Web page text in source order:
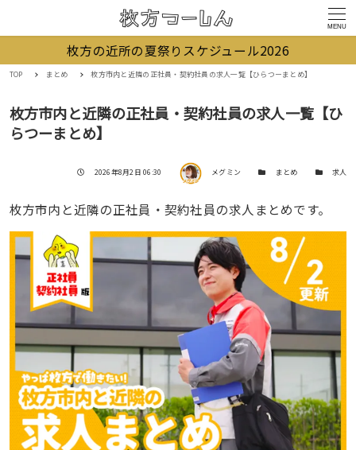
MENU
枚方の近所の夏祭りスケジュール2026
TOP まとめ 枚方市内と近隣の正社員・契約社員の求人一覧【ひらつーまとめ】
枚方市内と近隣の正社員・契約社員の求人一覧【ひ
らつーまとめ】
投稿日
2026年8月2日 06:30 著者 メグミン カテゴリー
まとめ カテゴリー
求人
枚方市内と近隣の正社員・契約社員の求人まとめです。